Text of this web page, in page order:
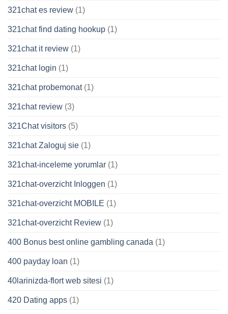
321chat es review (1)
321chat find dating hookup (1)
321chat it review (1)
321chat login (1)
321chat probemonat(1)
321chat review (3)
321Chat visitors (5)
321chat Zaloguj sie (1)
321chat-inceleme yorumlar (1)
321chat-overzicht Inloggen (1)
321chat-overzicht MOBILE (1)
321chat-overzicht Review (1)
400 Bonus best online gambling canada (1)
400 payday loan (1)
40larinizda-flort web sitesi (1)
420 Dating apps (1)